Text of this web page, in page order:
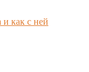
и как с ней